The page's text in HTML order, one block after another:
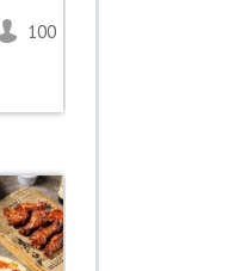
100